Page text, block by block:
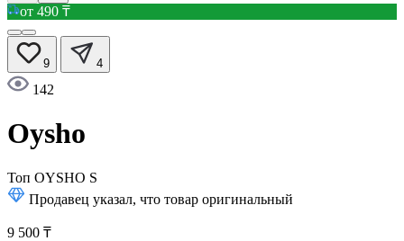
от 490 ₸
9 4
142
Oysho
Топ OYSHO S
Продавец указал, что товар оригинальный
9 500 ₸